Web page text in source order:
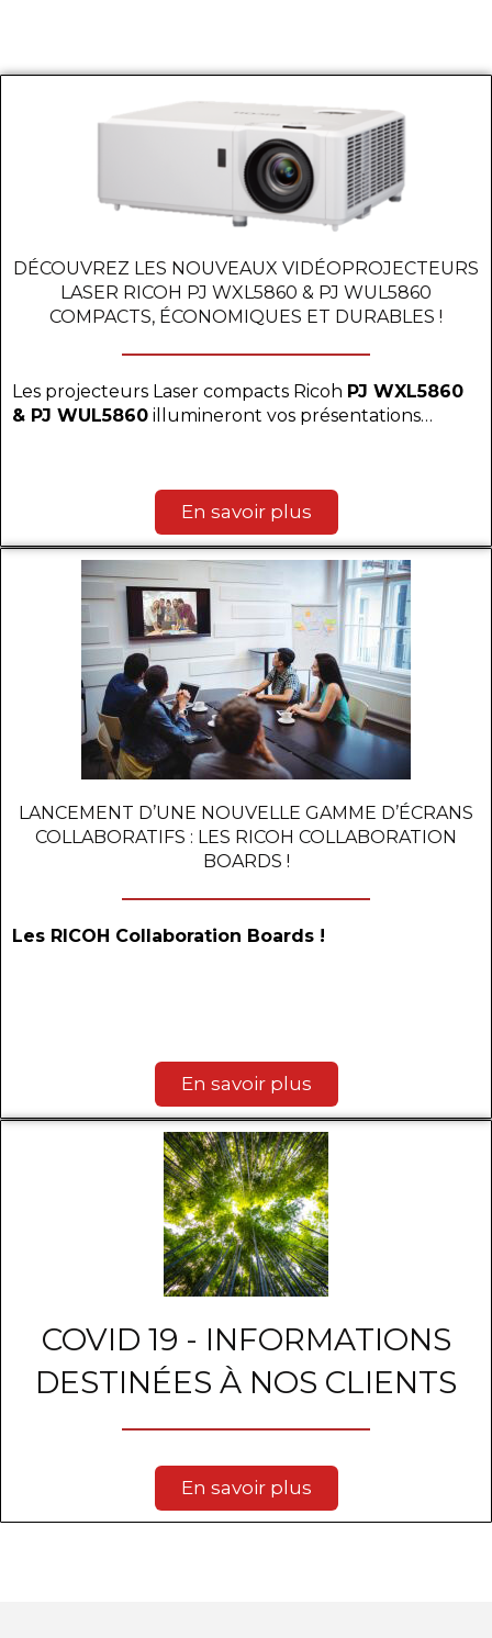
DÉCOUVREZ LES NOUVEAUX VIDÉOPROJECTEURS
LASER RICOH PJ WXL5860 & PJ WUL5860
COMPACTS, ÉCONOMIQUES ET DURABLES !
Les projecteurs Laser compacts Ricoh PJ WXL5860
& PJ WUL5860 illumineront vos présentations…
En savoir plus
LANCEMENT D’UNE NOUVELLE GAMME D’ÉCRANS
COLLABORATIFS : LES RICOH COLLABORATION
BOARDS !
Les RICOH Collaboration Boards !
En savoir plus
COVID 19 - INFORMATIONS
DESTINÉES À NOS CLIENTS
En savoir plus